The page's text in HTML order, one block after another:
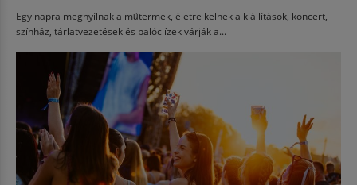
Egy napra megnyílnak a műtermek, életre kelnek a kiállítások, koncert,
színház, tárlatvezetések és palóc ízek várják a...